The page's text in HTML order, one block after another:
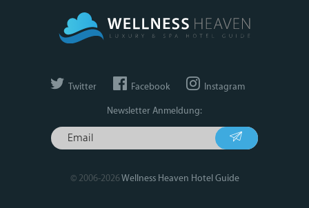
Twitter Facebook Instagram
Newsletter Anmeldung:
© 2006-2026Wellness Heaven Hotel Guide